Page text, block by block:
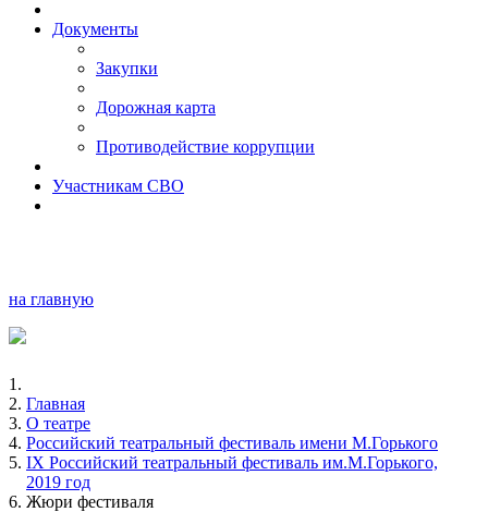
Документы
Закупки
Дорожная карта
Противодействие коррупции
Участникам СВО
на главную
Главная
О театре
Российский театральный фестиваль имени М.Горького
IX Российский театральный фестиваль им.М.Горького,
2019 год
Жюри фестиваля